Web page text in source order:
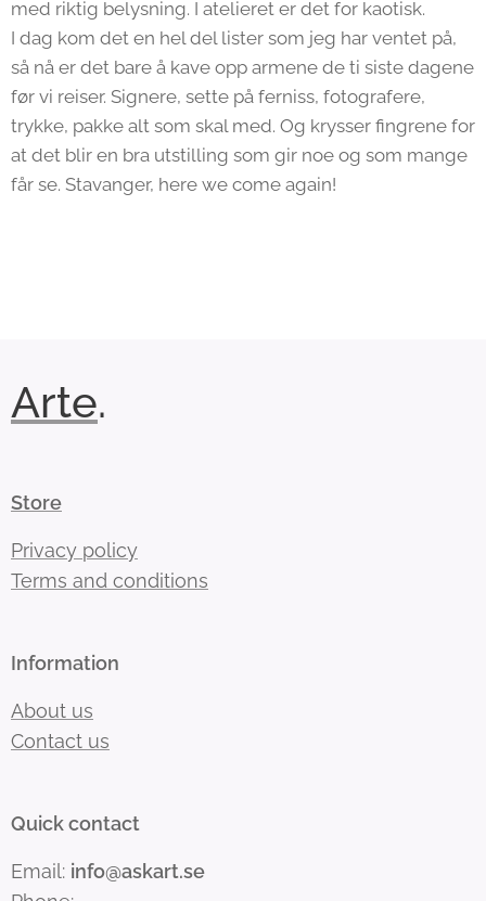
med riktig belysning. I atelieret er det for kaotisk.
I dag kom det en hel del lister som jeg har ventet på,
så nå er det bare å kave opp armene de ti siste dagene
før vi reiser. Signere, sette på ferniss, fotografere,
trykke, pakke alt som skal med. Og krysser fingrene for
at det blir en bra utstilling som gir noe og som mange
får se. Stavanger, here we come again!
Arte.
Store
Privacy policy
Terms and conditions
Information
About us
Contact us
Quick contact
Email: info@askart.se